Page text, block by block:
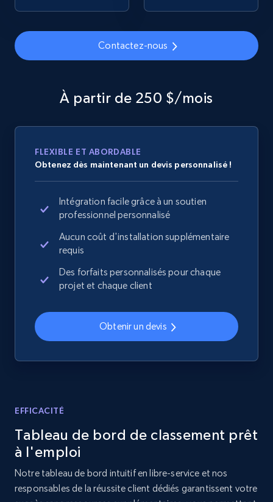
URL, Domain, Country code, Model number,
2.1K+ 353+ Commencer
Home Depot US - Gather data on products
URL, Domain, Country code, Model number,
Sku, Product id, Product name, Manufacturer,
and more.
2.1K+
Home Depot US - Discover products by
specified URL
Sku, Product id, Product name, Manufacturer,
2.1K+
Home Depot US - Discover products by
specified UPC
Contactez-nous
À partir de 250 $/mois
FLEXIBLE ET ABORDABLE
Obtenez dès maintenant un devis personnalisé !
Intégration facile grâce à un soutien
professionnel personnalisé
Aucun coût d'installation supplémentaire
requis
Des forfaits personnalisés pour chaque
projet et chaque client
Obtenir un devis
EFFICACITÉ
Tableau de bord de classement prêt
à l'emploi
Notre tableau de bord intuitif en libre-service et nos
responsables de la réussite client dédiés garantissent votre